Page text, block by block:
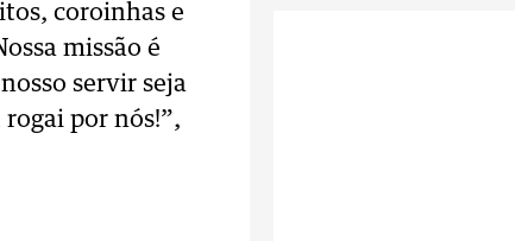
coroinhas e
missão é
servir seja
por nós!”,